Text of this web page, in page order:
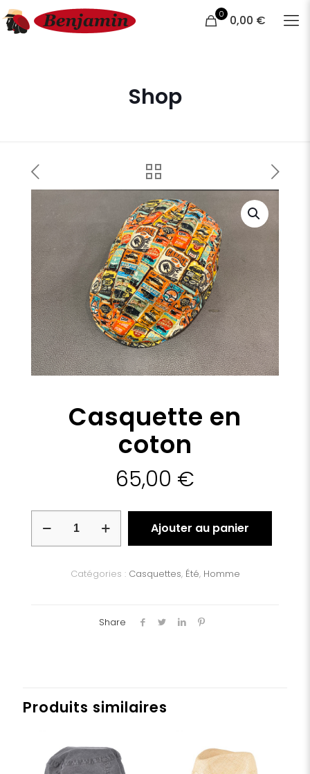
0 0,00 €
Shop
Casquette en
coton
65,00 €
Ajouter au panier
Catégories : Casquettes, Été, Homme
Share
Produits similaires